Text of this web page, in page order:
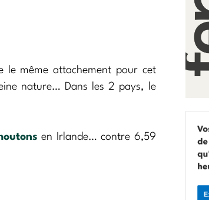
le même attachement pour cet
nature… Dans les 2 pays, le
en Irlande… contre 6,59